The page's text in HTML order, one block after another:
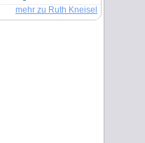
mehr zu Ruth Kneisel